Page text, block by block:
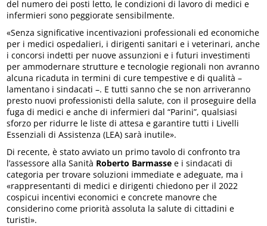
del numero dei posti letto, le condizioni di lavoro di medici e
infermieri sono peggiorate sensibilmente.
«Senza significative incentivazioni professionali ed economiche
per i medici ospedalieri, i dirigenti sanitari e i veterinari, anche
i concorsi indetti per nuove assunzioni e i futuri investimenti
per ammodernare strutture e tecnologie regionali non avranno
alcuna ricaduta in termini di cure tempestive e di qualità –
lamentano i sindacati –. E tutti sanno che se non arriveranno
presto nuovi professionisti della salute, con il proseguire della
fuga di medici e anche di infermieri dal “Parini”, qualsiasi
sforzo per ridurre le liste di attesa e garantire tutti i Livelli
Essenziali di Assistenza (LEA) sarà inutile».
Di recente, è stato avviato un primo tavolo di confronto tra
l’assessore alla Sanità Roberto Barmasse e i sindacati di
categoria per trovare soluzioni immediate e adeguate, ma i
«rappresentanti di medici e dirigenti chiedono per il 2022
cospicui incentivi economici e concrete manovre che
considerino come priorità assoluta la salute di cittadini e
turisti».